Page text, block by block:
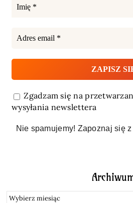
Zgadzam się na
wysyłania newslettera
Nie spamujemy! Zapoznaj się z
Archiwum